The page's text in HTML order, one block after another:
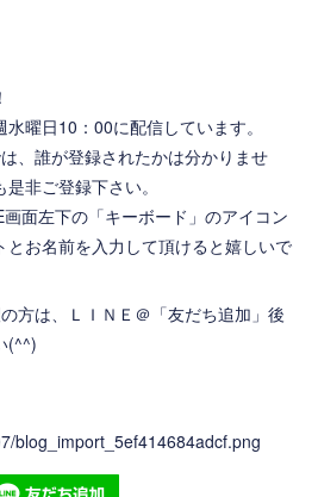
曜日10：00に配信しています。
、誰が登録されたかは分かりませ
非ご登録下さい。
面左下の「キーボード」のアイコン
とお名前を入力して頂けると嬉しいで
方は、ＬＩＮＥ＠「友だち追加」後
(^^)
blog_import_5ef414684adcf.png